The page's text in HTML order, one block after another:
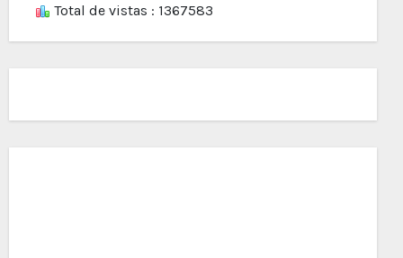
Total de vistas : 1367583